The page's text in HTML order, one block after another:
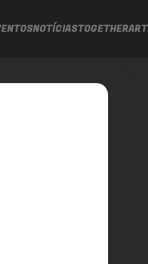
NOTÍCIASTOGETHER